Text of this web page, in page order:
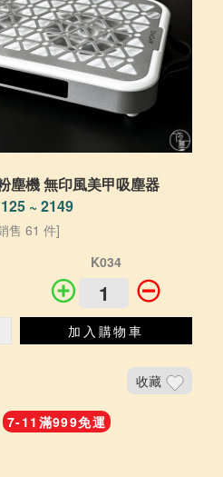
塵機 無印風美甲吸塵器
~ 2149
售 61 件]
K034
加入購物車
收藏
7-11滿999免運